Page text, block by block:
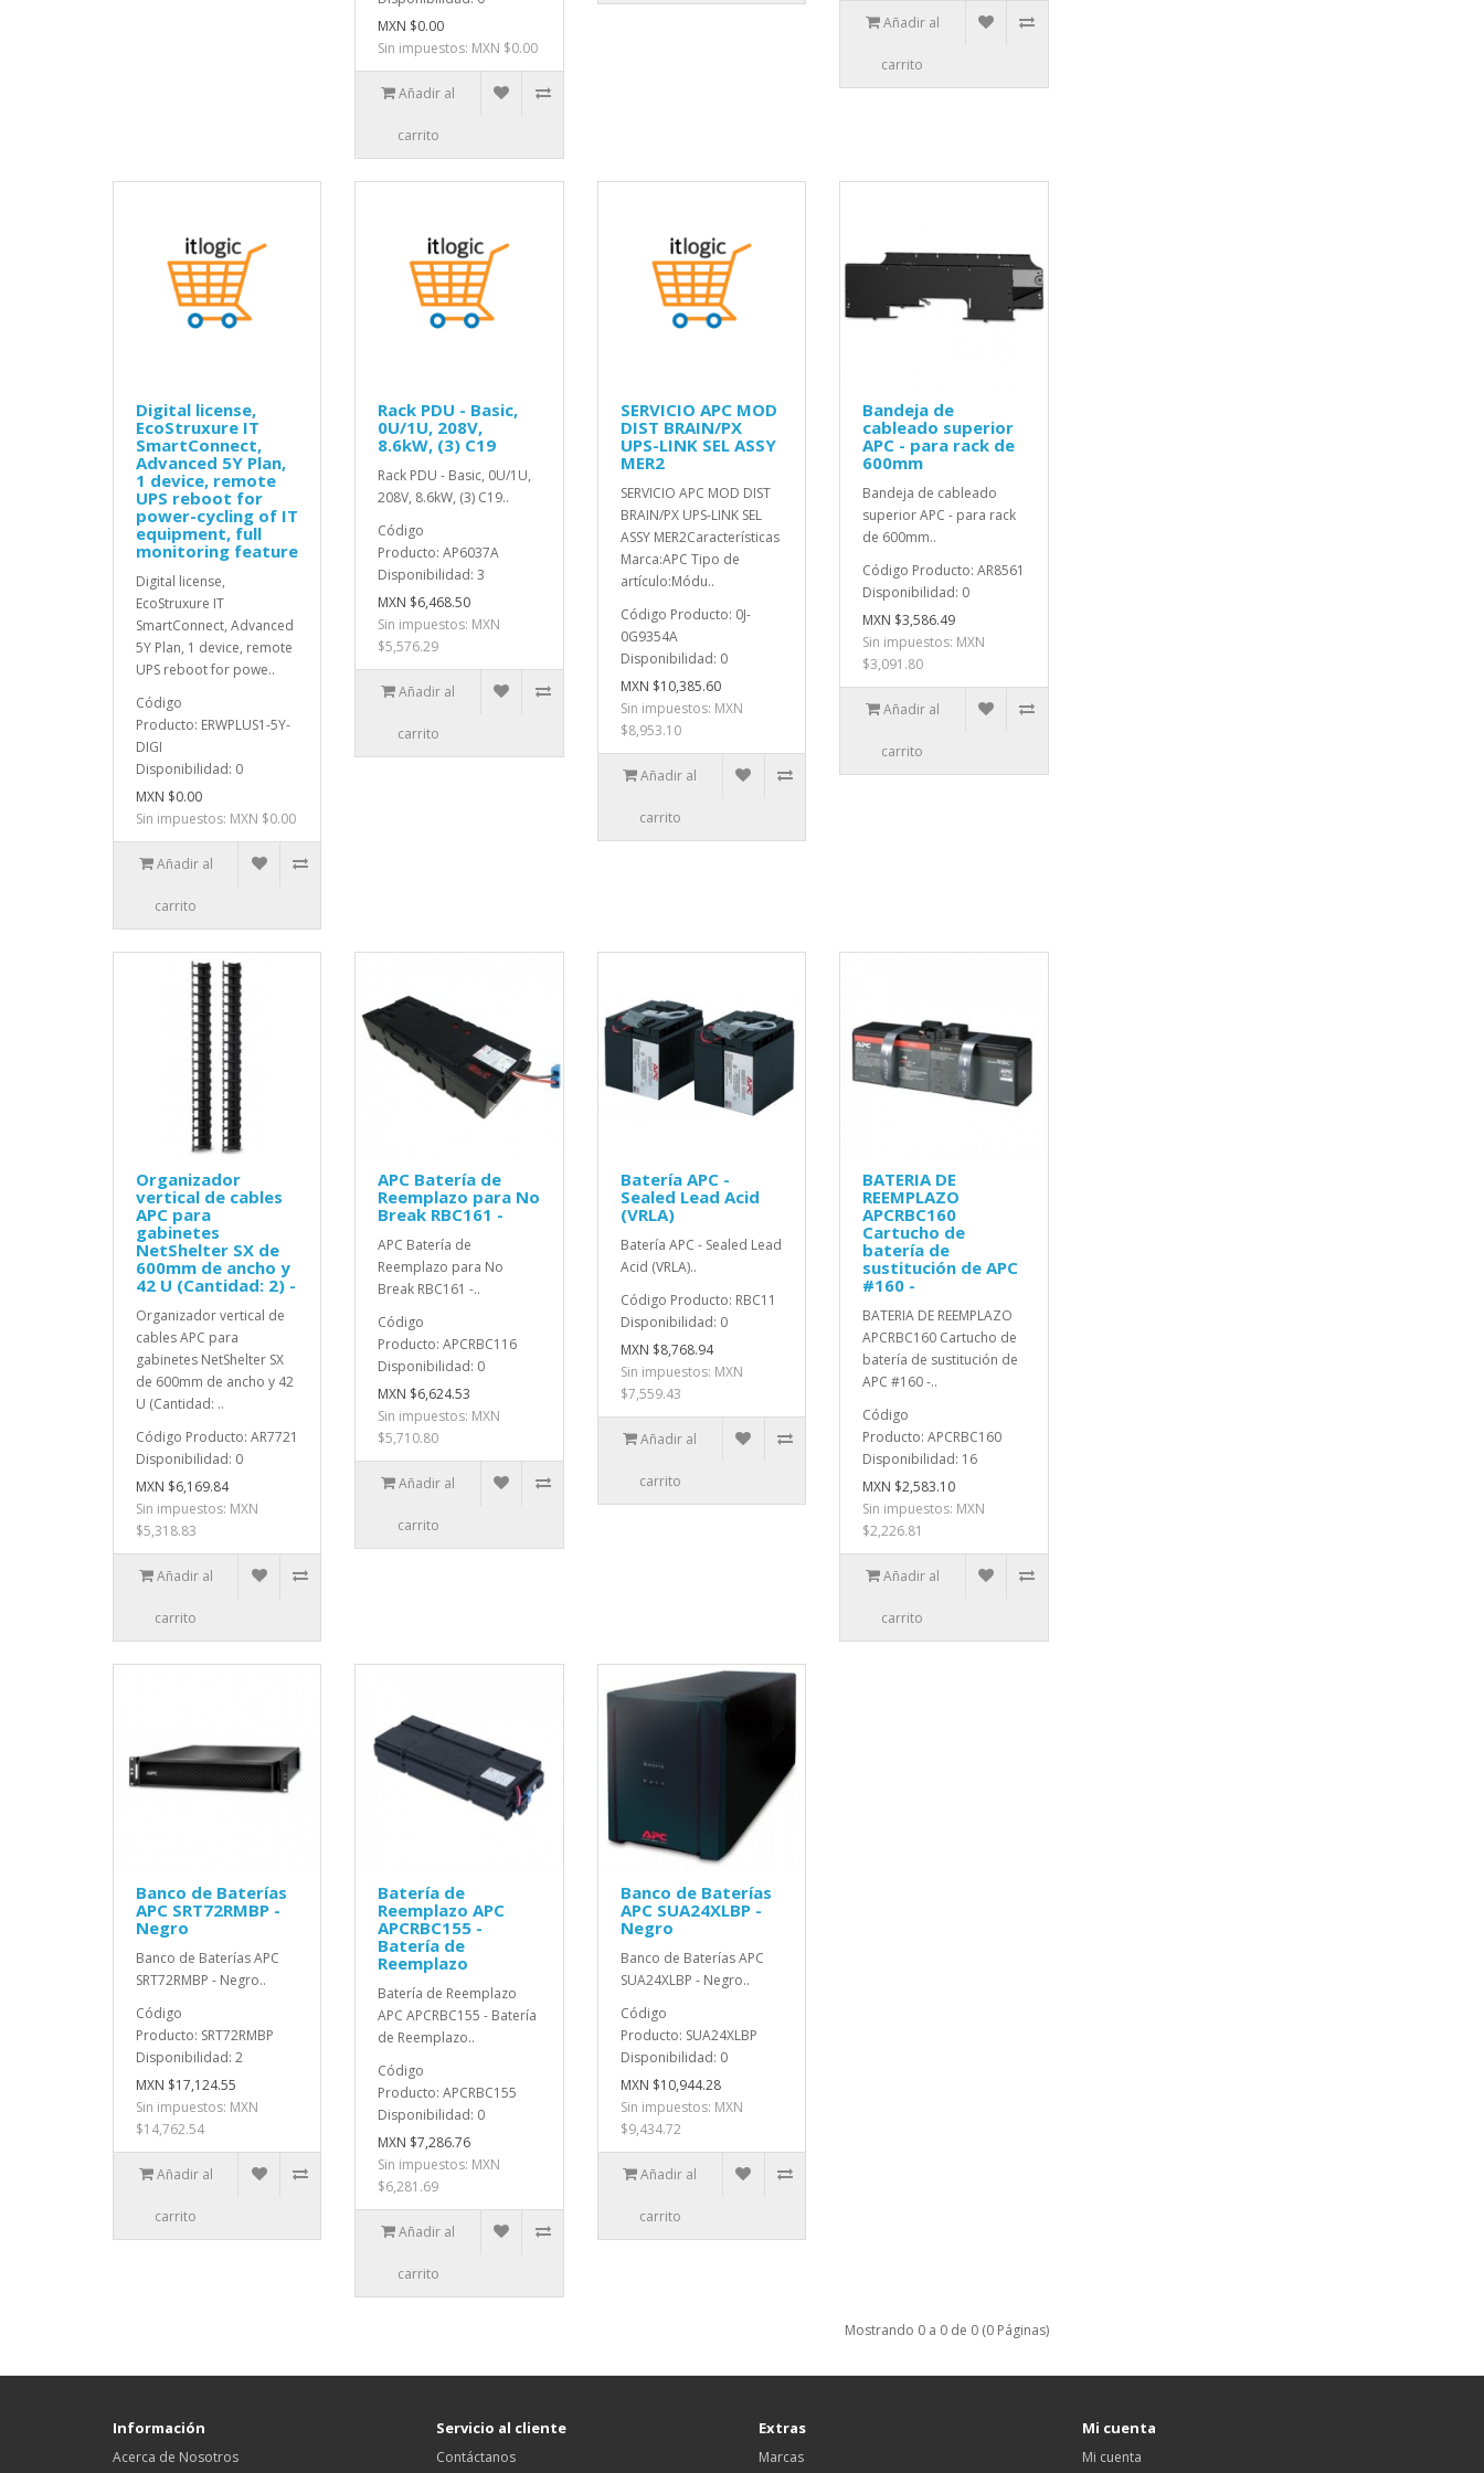
MXN $0.00
Sin impuestos: MXN $0.00
Añadir al
carrito
Añadir al
carrito
Digital license,
EcoStruxure IT
SmartConnect,
Advanced 5Y Plan,
1 device, remote
UPS reboot for
power-cycling of IT
equipment, full
monitoring feature
Digital license,
EcoStruxure IT
SmartConnect, Advanced
5Y Plan, 1 device, remote
UPS reboot for powe..
Código
Producto: ERWPLUS1-5Y-
DIGI
Disponibilidad: 0
MXN $0.00
Sin impuestos: MXN $0.00
Añadir al
carrito
Rack PDU - Basic,
0U/1U, 208V,
8.6kW, (3) C19
Rack PDU - Basic, 0U/1U,
208V, 8.6kW, (3) C19..
Código
Producto: AP6037A
Disponibilidad: 3
MXN $6,468.50
Sin impuestos: MXN
$5,576.29
Añadir al
carrito
SERVICIO APC MOD
DIST BRAIN/PX
UPS-LINK SEL ASSY
MER2
SERVICIO APC MOD DIST
BRAIN/PX UPS-LINK SEL
ASSY MER2Características
Marca:APC Tipo de
artículo:Módu..
Código Producto: 0J-
0G9354A
Disponibilidad: 0
MXN $10,385.60
Sin impuestos: MXN
$8,953.10
Añadir al
carrito
Bandeja de
cableado superior
APC - para rack de
600mm
Bandeja de cableado
superior APC - para rack
de 600mm..
Código Producto: AR8561
Disponibilidad: 0
MXN $3,586.49
Sin impuestos: MXN
$3,091.80
Añadir al
carrito
Organizador
vertical de cables
APC para
gabinetes
NetShelter SX de
600mm de ancho y
42 U (Cantidad: 2) -
Organizador vertical de
cables APC para
gabinetes NetShelter SX
de 600mm de ancho y 42
U (Cantidad: ..
Código Producto: AR7721
Disponibilidad: 0
MXN $6,169.84
Sin impuestos: MXN
$5,318.83
Añadir al
carrito
APC Batería de
Reemplazo para No
Break RBC161 -
APC Batería de
Reemplazo para No
Break RBC161 -..
Código
Producto: APCRBC116
Disponibilidad: 0
MXN $6,624.53
Sin impuestos: MXN
$5,710.80
Añadir al
carrito
Batería APC -
Sealed Lead Acid
(VRLA)
Batería APC - Sealed Lead
Acid (VRLA)..
Código Producto: RBC11
Disponibilidad: 0
MXN $8,768.94
Sin impuestos: MXN
$7,559.43
Añadir al
carrito
BATERIA DE
REEMPLAZO
APCRBC160
Cartucho de
batería de
sustitución de APC
#160 -
BATERIA DE REEMPLAZO
APCRBC160 Cartucho de
batería de sustitución de
APC #160 -..
Código
Producto: APCRBC160
Disponibilidad: 16
MXN $2,583.10
Sin impuestos: MXN
$2,226.81
Añadir al
carrito
Banco de Baterías
APC SRT72RMBP -
Negro
Banco de Baterías APC
SRT72RMBP - Negro..
Código
Producto: SRT72RMBP
Disponibilidad: 2
MXN $17,124.55
Sin impuestos: MXN
$14,762.54
Añadir al
carrito
Batería de
Reemplazo APC
APCRBC155 -
Batería de
Reemplazo
Batería de Reemplazo
APC APCRBC155 - Batería
de Reemplazo..
Código
Producto: APCRBC155
Disponibilidad: 0
MXN $7,286.76
Sin impuestos: MXN
$6,281.69
Añadir al
carrito
Banco de Baterías
APC SUA24XLBP -
Negro
Banco de Baterías APC
SUA24XLBP - Negro..
Código
Producto: SUA24XLBP
Disponibilidad: 0
MXN $10,944.28
Sin impuestos: MXN
$9,434.72
Añadir al
carrito
Mostrando 0 a 0 de 0 (0 Páginas)
Información
Acerca de Nosotros
Servicio al cliente
Contáctanos
Extras
Marcas
Mi cuenta
Mi cuenta